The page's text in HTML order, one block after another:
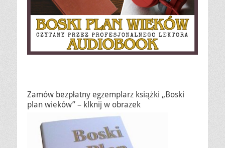
Zamów bezpłatny egzemplarz książki „Boski
plan wieków” – klknij w obrazek